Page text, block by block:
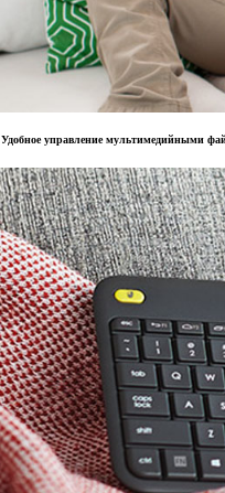
Удобное управление мультимедийными